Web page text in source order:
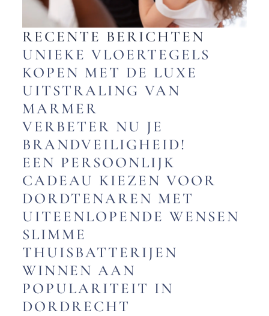
RECENTE BERICHTEN
UNIEKE VLOERTEGELS
KOPEN MET DE LUXE
UITSTRALING VAN
MARMER
VERBETER NU JE
BRANDVEILIGHEID!
EEN PERSOONLIJK
CADEAU KIEZEN VOOR
DORDTENAREN MET
UITEENLOPENDE WENSEN
SLIMME
THUISBATTERIJEN
WINNEN AAN
POPULARITEIT IN
DORDRECHT